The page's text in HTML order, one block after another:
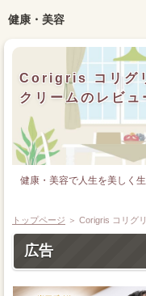
健康・美容
Corigris コリグ
クリームのレビュ
健康・美容で人生を美しく
トップページ ＞ Corigris コリグ
広告